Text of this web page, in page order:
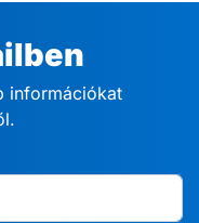
információkat